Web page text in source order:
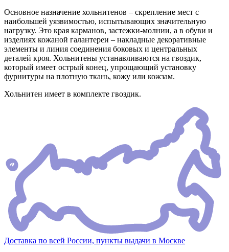
Основное назначение хольнитенов – скрепление мест с
наибольшей уязвимостью, испытывающих значительную
нагрузку. Это края карманов, застежки-молнии, а в обуви и
изделиях кожаной галантереи – накладные декоративные
элементы и линия соединения боковых и центральных
деталей кроя. Хольнитены устанавливаются на гвоздик,
который имеет острый конец, упрощающий установку
фурнитуры на плотную ткань, кожу или кожзам.
Хольнитен имеет в комплекте гвоздик.
Доставка по всей России, пункты выдачи в Москве